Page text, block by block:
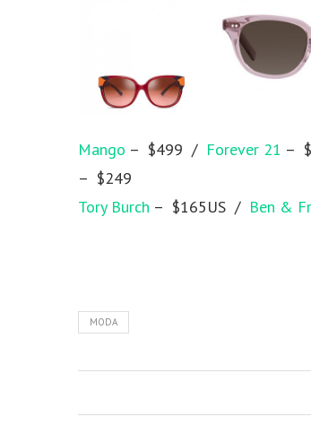
Mango – $499 / Forever 21 –
– $249
Tory Burch – $165US / Ben &
MODA